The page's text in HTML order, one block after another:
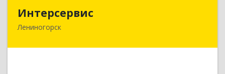
Интерсервис
Лениногорск423250, Татарстан Респ, Лениногорск г,